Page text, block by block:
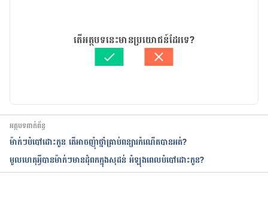
http://www.nhs.uk/news/2014/05May/Pages/Brea
stfeeding-cuts-childhood-asthma-risk.aspx
Asthma, https://acaai.org/news/new-study-
longer-duration-of-exclusive-breastfeeding-has-
protective-effect-on-childhood-asthma/
អត្ថបទ​ដោយ Duk Panharat
វេជ្ជ. ចាន់ ស៊ីណេត
បច្ចុប្បន្នភាពដោយ៖ នូ សោភ័ណ្ឌ
តើអត្ថបទនេះមានប្រយោជន៍ដែរទេ?
អត្ថបទពាក់ព័ន្ធ
ម៉ាក់ៗបំបៅដោះកូន តើអាចញុំាថ្នាំគ្រាប់ពន្យារកំណើតបានអត់?
មូលហេតុអ្វីបានម៉ាក់ៗមានដុំពកក្នុងសុដន់ អំឡុងពេលបំបៅដោះកូន?